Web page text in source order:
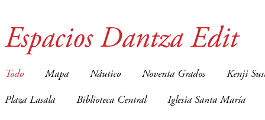
Espacios Dantza Edit
Todo Mapa Náutico Noventa Grados Kenji
Plaza Lasala Biblioteca Central Iglesia Santa María